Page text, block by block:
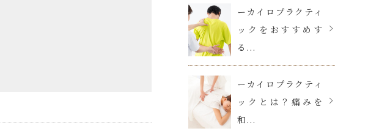
ーカイロプラクティ
ックをおすすめす
る...
ーカイロプラクティ
ックとは？痛みを
和...